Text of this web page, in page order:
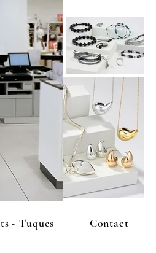
- Tuques Contact